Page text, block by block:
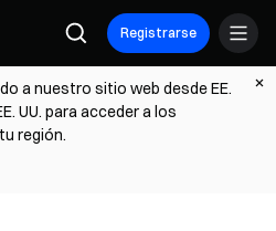
Registrarse
a nuestro sitio web desde EE.
UU. para acceder a los
región.